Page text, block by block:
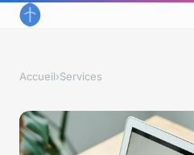
Accueil›Services